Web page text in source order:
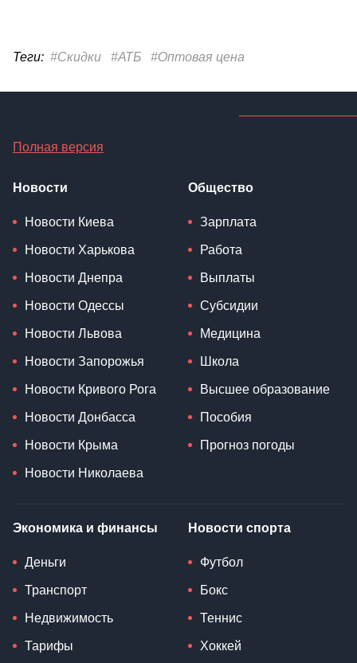
Теги: #Скидки #АТБ #Оптовая цена
Полная версия
Новости
Новости Киева
Новости Харькова
Новости Днепра
Новости Одессы
Новости Львова
Новости Запорожья
Новости Кривого Рога
Новости Донбасса
Новости Крыма
Новости Николаева
Общество
Зарплата
Работа
Выплаты
Субсидии
Медицина
Школа
Высшее образование
Пособия
Прогноз погоды
Экономика и финансы
Деньги
Транспорт
Недвижимость
Тарифы
Новости спорта
Футбол
Бокс
Теннис
Хоккей